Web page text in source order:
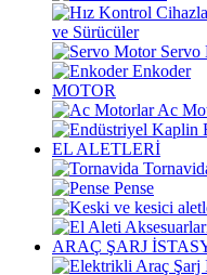
ve Sürücüler
Servo
Enkoder
MOTOR
Ac
EL ALETLERİ
Pense
ARAÇ ŞARJ